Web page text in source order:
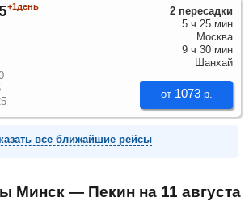
+1день
от 1073 р.
2 пересадки
5 ч 25 мин
Москва
9 ч 30 мин
Шанхай
все ближайшие рейсы
Минск — Пекин на 11 августа